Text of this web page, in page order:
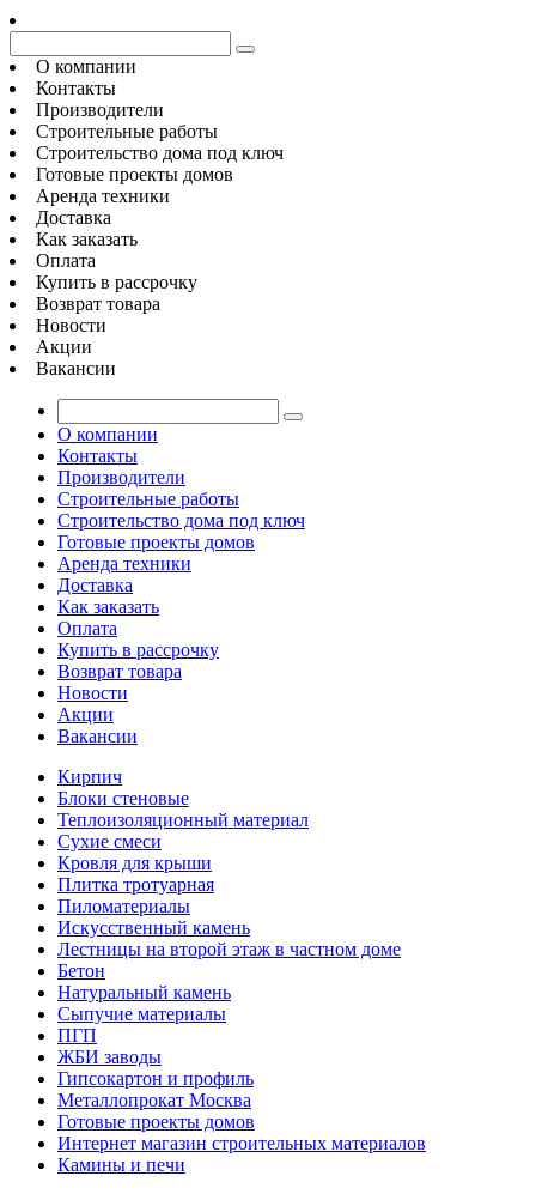
О компании
Контакты
Производители
Строительные работы
Строительство дома под ключ
Готовые проекты домов
Аренда техники
Доставка
Как заказать
Оплата
Купить в рассрочку
Возврат товара
Новости
Акции
Вакансии
О компании
Контакты
Производители
Строительные работы
Строительство дома под ключ
Готовые проекты домов
Аренда техники
Доставка
Как заказать
Оплата
Купить в рассрочку
Возврат товара
Новости
Акции
Вакансии
Кирпич
Блоки стеновые
Теплоизоляционный материал
Сухие смеси
Кровля для крыши
Плитка тротуарная
Пиломатериалы
Искусственный камень
Лестницы на второй этаж в частном доме
Бетон
Натуральный камень
Сыпучие материалы
ПГП
ЖБИ заводы
Гипсокартон и профиль
Металлопрокат Москва
Готовые проекты домов
Интернет магазин строительных материалов
Камины и печи